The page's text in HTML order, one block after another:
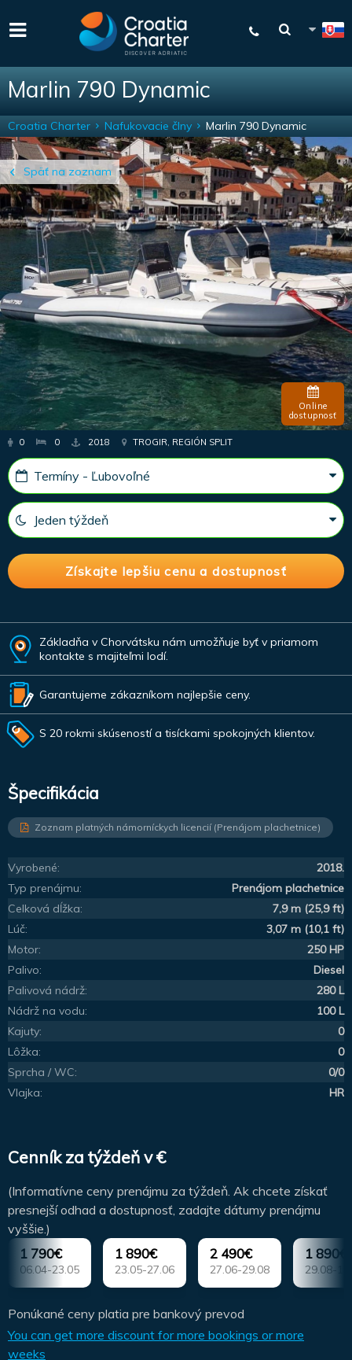
Marlin 790 Dynamic
Späť na zoznam
Croatia Charter Nafukovacie člny Marlin 790 Dynamic
Online
dostupnosť
0 0 2018 TROGIR, REGIÓN SPLIT
Základňa v Chorvátsku nám umožňuje byť v priamom
kontakte s majiteľmi lodí.
Garantujeme zákazníkom najlepšie ceny.
S 20 rokmi skúseností a tisíckami spokojných klientov.
Špecifikácia
Zoznam platných námorníckych licencií (Prenájom plachetnice)
Vyrobené:
2018.
Typ prenájmu:
Prenájom plachetnice
Celková dĺžka:
7,9 m (25,9 ft)
Lúč:
3,07 m (10,1 ft)
Motor:
250 HP
Palivo:
Diesel
Palivová nádrž:
280 L
Nádrž na vodu:
100 L
Kajuty:
0
Lôžka:
0
Sprcha / WC:
0/0
Vlajka:
HR
Cenník za týždeň v €
(Informatívne ceny prenájmu za týždeň. Ak chcete získať
presnejší odhad a dostupnosť, zadajte dátumy prenájmu
vyššie.)
1 790€
06.04-23.05
1 890€
23.05-27.06
2 490€
27.06-29.08
1 890€
29.08-
Ponúkané ceny platia pre bankový prevod
You can get more discount for more bookings or more
weeks